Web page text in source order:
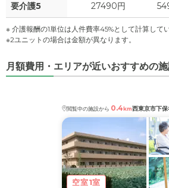
要介護5 27490円
※ 介護報酬の1単位は人件費率45%として計算してい
※2ユニットの場合は金額が異なります。
月額費用・エリアが近いおすすめの
閲覧中の施設から 0.4km西東京市下保
空室1室